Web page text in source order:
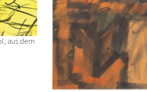
aus dem